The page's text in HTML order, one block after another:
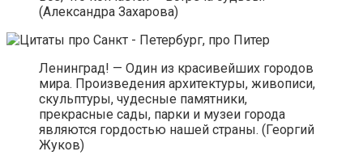
(Александра Захарова)
Ленинград! — Один из красивейших городов
мира. Произведения архитектуры, живописи,
скульптуры, чудесные памятники,
прекрасные сады, парки и музеи города
являются гордостью нашей страны. (Георгий
Жуков)